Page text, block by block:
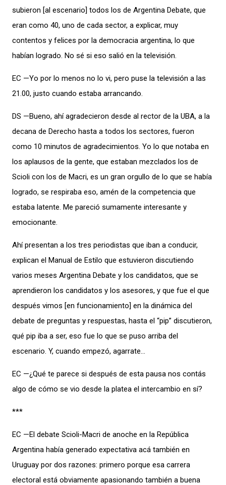
subieron [al escenario] todos los de Argentina Debate, que
eran como 40, uno de cada sector, a explicar, muy
contentos y felices por la democracia argentina, lo que
habían logrado. No sé si eso salió en la televisión.
EC —Yo por lo menos no lo vi, pero puse la televisión a las
21.00, justo cuando estaba arrancando.
DS —Bueno, ahí agradecieron desde al rector de la UBA, a la
decana de Derecho hasta a todos los sectores, fueron
como 10 minutos de agradecimientos. Yo lo que notaba en
los aplausos de la gente, que estaban mezclados los de
Scioli con los de Macri, es un gran orgullo de lo que se había
logrado, se respiraba eso, amén de la competencia que
estaba latente. Me pareció sumamente interesante y
emocionante.
Ahí presentan a los tres periodistas que iban a conducir,
explican el Manual de Estilo que estuvieron discutiendo
varios meses Argentina Debate y los candidatos, que se
aprendieron los candidatos y los asesores, y que fue el que
después vimos [en funcionamiento] en la dinámica del
debate de preguntas y respuestas, hasta el “pip” discutieron,
qué pip iba a ser, eso fue lo que se puso arriba del
escenario. Y, cuando empezó, agarrate…
EC —¿Qué te parece si después de esta pausa nos contás
algo de cómo se vio desde la platea el intercambio en sí?
***
EC —El debate Scioli-Macri de anoche en la República
Argentina había generado expectativa acá también en
Uruguay por dos razones: primero porque esa carrera
electoral está obviamente apasionando también a buena